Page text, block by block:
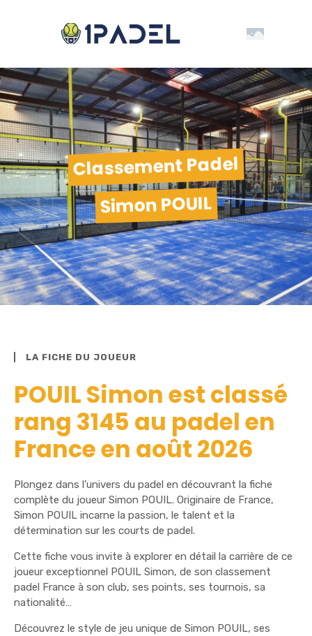
Classement Padel
Simon POUIL
LA FICHE DU JOUEUR
POUIL Simon est classé
rang 3145 au padel en
France en août 2026
Plongez dans l’univers du padel en découvrant la fiche
complète du joueur Simon POUIL. Originaire de France,
Simon POUIL incarne la passion, le talent et la
détermination sur les courts de padel.
Cette fiche vous invite à explorer en détail la carrière de ce
joueur exceptionnel POUIL Simon, de son classement
padel France à son club, ses points, ses tournois, sa
nationalité…
Découvrez le style de jeu unique de Simon POUIL, ses